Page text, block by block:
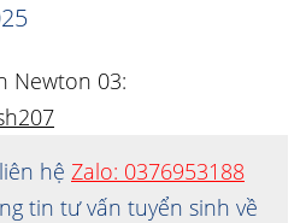
Newton 03:
hệ Zalo: 0376953188
tin tư vấn tuyển sinh về